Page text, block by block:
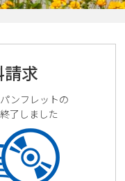
求
ンフレットの
了しました